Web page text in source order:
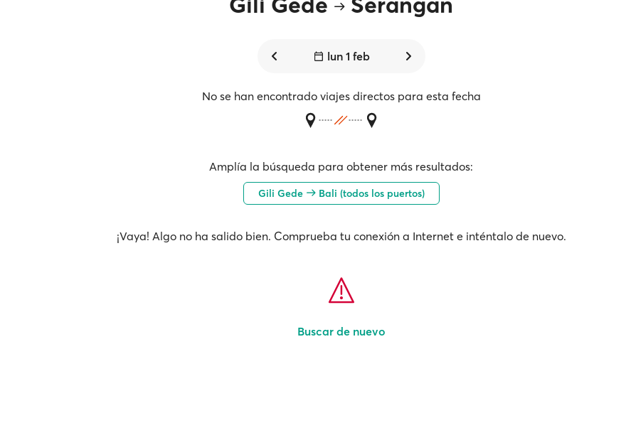
lun 1 feb
No se han encontrado viajes directos para esta fecha
Amplía la búsqueda para obtener más resultados:
Gili Gede Bali (todos los puertos)
¡Vaya! Algo no ha salido bien. Comprueba tu conexión a Internet e inténtalo de nuevo.
Buscar de nuevo